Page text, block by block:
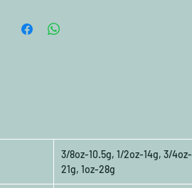
3/8oz-10.5g, 1/2oz-14g, 3/4oz-
21g, 1oz-28g